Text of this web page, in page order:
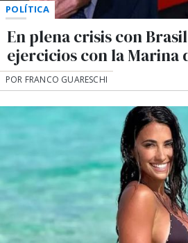
POLÍTICA
En plena crisis con
ejercicios con la Marina
POR FRANCO GUARESCHI